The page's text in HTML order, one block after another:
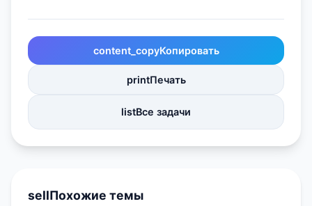
content_copyКопировать
printПечать
listВсе задачи
sellПохожие темы